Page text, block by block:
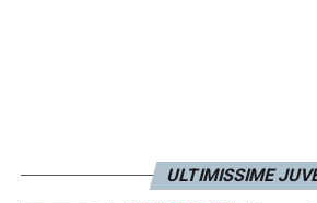
ULTIMISSIME